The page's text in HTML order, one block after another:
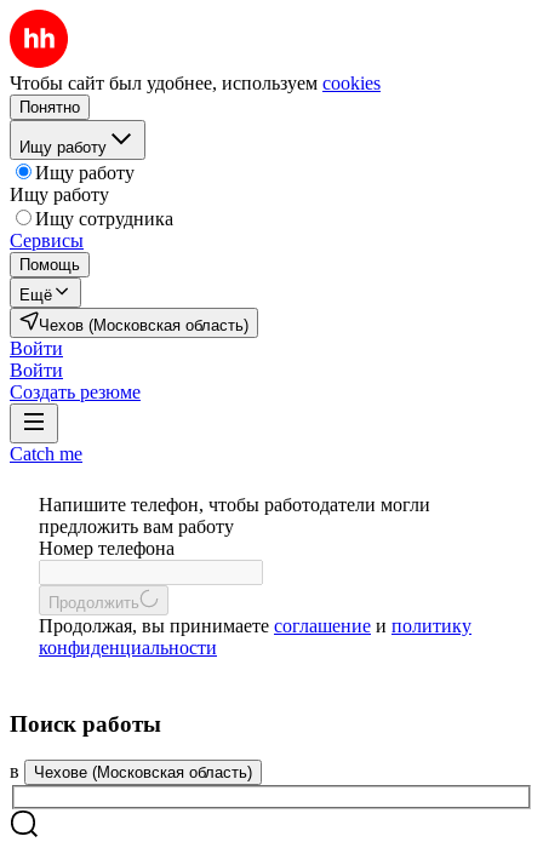
Чтобы сайт был удобнее, используем cookies
Понятно
Ищу работу
Ищу работу
Ищу работу
Ищу сотрудника
Сервисы
Помощь
Ещё
Чехов (Московская область)
Войти
Войти
Создать резюме
Catch me
Напишите телефон, чтобы работодатели могли
предложить вам работу
Номер телефона
Продолжить
Продолжая, вы принимаете соглашение и политику
конфиденциальности
Поиск работы
в Чехове (Московская область)